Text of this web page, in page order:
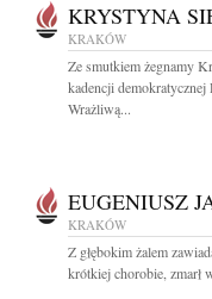
KRYSTYNA
KRAKÓW
Ze smutkiem żegnamy
kadencji
Wrażliwą...
EUGENIUSZ
KRAKÓW
Z głębokim żalem
krótkiej chorobie, zmarł